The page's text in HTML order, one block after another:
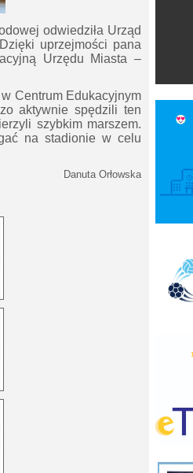
odwiedziła Urząd
uprzejmości pana
Urzędu Miasta –
Centrum Edukacyjnym
aktywnie spędzili ten
szybkim marszem.
na stadionie w celu
Danuta Orłowska